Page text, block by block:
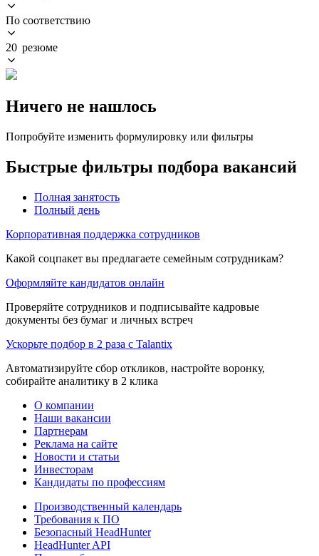
По соответствию
20 резюме
Ничего не нашлось
Попробуйте изменить формулировку или фильтры
Быстрые фильтры подбора вакансий
Полная занятость
Полный день
Корпоративная поддержка сотрудников
Какой соцпакет вы предлагаете семейным сотрудникам?
Оформляйте кандидатов онлайн
Проверяйте сотрудников и подписывайте кадровые
документы без бумаг и личных встреч
Ускорьте подбор в 2 раза с Talantix
Автоматизируйте сбор откликов, настройте воронку,
собирайте аналитику в 2 клика
О компании
Наши вакансии
Партнерам
Реклама на сайте
Новости и статьи
Инвесторам
Кандидаты по профессиям
Производственный календарь
Требования к ПО
Безопасный HeadHunter
HeadHunter API